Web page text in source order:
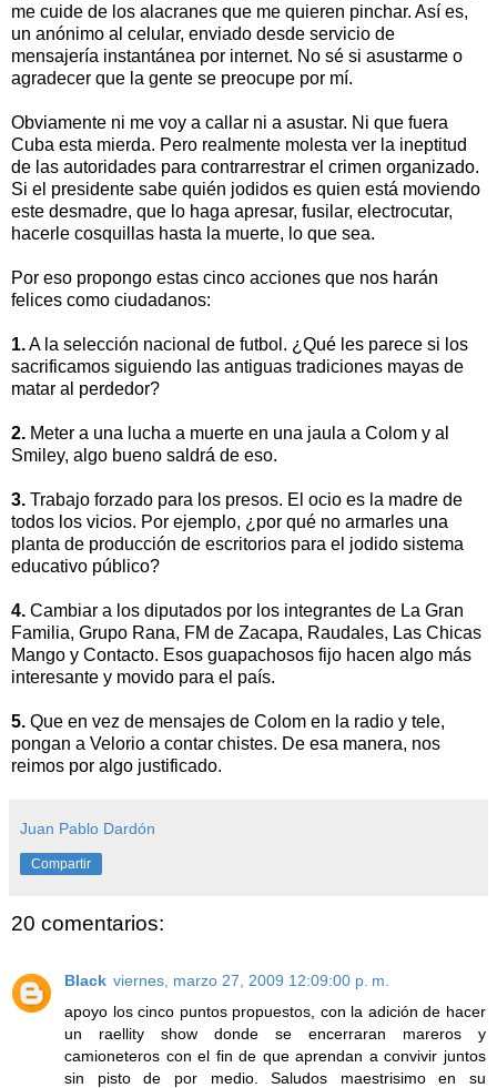
me cuide de los alacranes que me quieren pinchar. Así es,
un anónimo al celular, enviado desde servicio de
mensajería instantánea por internet. No sé si asustarme o
agradecer que la gente se preocupe por mí.
Obviamente ni me voy a callar ni a asustar. Ni que fuera
Cuba esta mierda. Pero realmente molesta ver la ineptitud
de las autoridades para contrarrestrar el crimen organizado.
Si el presidente sabe quién jodidos es quien está moviendo
este desmadre, que lo haga apresar, fusilar, electrocutar,
hacerle cosquillas hasta la muerte, lo que sea.
Por eso propongo estas cinco acciones que nos harán
felices como ciudadanos:
1.A la selección nacional de futbol. ¿Qué les parece si los
sacrificamos siguiendo las antiguas tradiciones mayas de
matar al perdedor?
2. Meter a una lucha a muerte en una jaula a Colom y al
Smiley, algo bueno saldrá de eso.
3. Trabajo forzado para los presos. El ocio es la madre de
todos los vicios. Por ejemplo, ¿por qué no armarles una
planta de producción de escritorios para el jodido sistema
educativo público?
4. Cambiar a los diputados por los integrantes de La Gran
Familia, Grupo Rana, FM de Zacapa, Raudales, Las Chicas
Mango y Contacto. Esos guapachosos fijo hacen algo más
interesante y movido para el país.
5. Que en vez de mensajes de Colom en la radio y tele,
pongan a Velorio a contar chistes. De esa manera, nos
reimos por algo justificado.
Juan Pablo Dardón
Compartir
20 comentarios:
Black viernes, marzo 27, 2009 12:09:00 p. m.
apoyo los cinco puntos propuestos, con la adición de hacer
un raellity show donde se encerraran mareros y
camioneteros con el fin de que aprendan a convivir juntos
sin pisto de por medio. Saludos maestrisimo en su